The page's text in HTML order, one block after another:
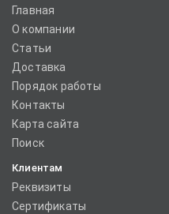
Главная
О компании
Статьи
Доставка
Порядок работы
Контакты
Карта сайта
Поиск
Клиентам
Реквизиты
Сертификаты